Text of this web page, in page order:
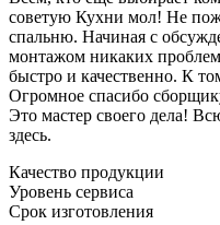
советую Кухни мол! Не
спальню. Начиная с
монтажом никаких
быстро и качественно. К
Огромное спасибо
Это мастер своего дела!
здесь.
Качество продукции
Уровень сервиса
Срок изготовления